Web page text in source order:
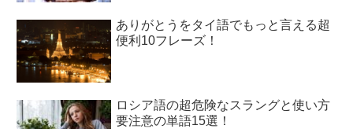
ありがとうをタイ語でもっと言える超
便利10フレーズ！
ロシア語の超危険なスラングと使い方
要注意の単語15選！